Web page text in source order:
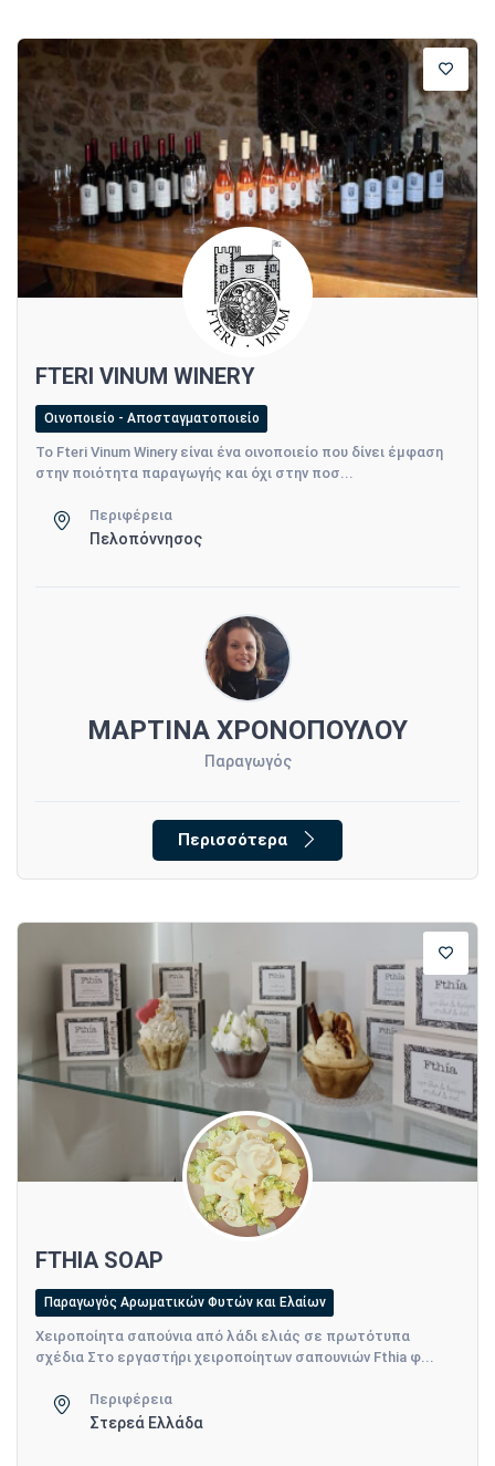
FTERI VINUM WINERY
Οινοποιείο - Αποσταγματοποιείο
Το Fteri Vinum Winery είναι ένα οινοποιείο που δίνει έμφαση
στην ποιότητα παραγωγής και όχι στην ποσ...
Περιφέρεια
Πελοπόννησος
ΜΑΡΤΙΝΑ ΧΡΟΝΟΠΟΥΛΟΥ
Παραγωγός
Περισσότερα
FTHIA SOAP
Παραγωγός Αρωματικών Φυτών και Ελαίων
Χειροποίητα σαπούνια από λάδι ελιάς σε πρωτότυπα
σχέδια Στο εργαστήρι χειροποίητων σαπουνιών Fthia φ...
Περιφέρεια
Στερεά Ελλάδα